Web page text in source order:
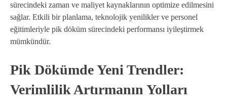
sürecindeki zaman ve maliyet kaynaklarının optimize edilmesini
sağlar. Etkili bir planlama, teknolojik yenilikler ve personel
eğitimleriyle pik döküm sürecindeki performansı iyileştirmek
mümkündür.
Pik Dökümde Yeni Trendler:
Verimlilik Artırmanın Yolları